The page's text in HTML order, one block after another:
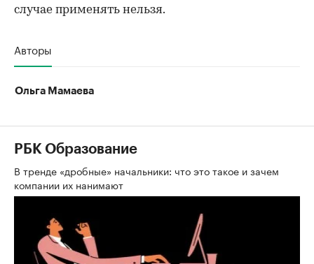
случае применять нельзя.
Авторы
Ольга Мамаева
РБК Образование
В тренде «дробные» начальники: что это такое и зачем
компании их нанимают